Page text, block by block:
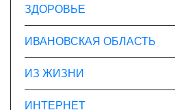
ЗДОРОВЬЕ
ИВАНОВСКАЯ ОБЛАСТЬ
ИЗ ЖИЗНИ
ИНТЕРНЕТ